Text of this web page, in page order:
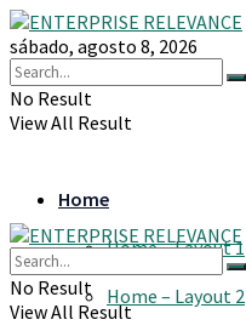
sábado, agosto 8, 2026
No Result
View All Result
Home
Home – Layout 1
Home – Layout 2
No Result
View All Result